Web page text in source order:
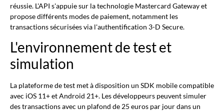
réussie. L'API s'appuie sur la technologie Mastercard Gateway et
propose différents modes de paiement, notamment les
transactions sécurisées via l'authentification 3-D Secure.
L'environnement de test et
simulation
La plateforme de test met à disposition un SDK mobile compatible
avec iOS 11+ et Android 21+. Les développeurs peuvent simuler
des transactions avec un plafond de 25 euros par jour dans un